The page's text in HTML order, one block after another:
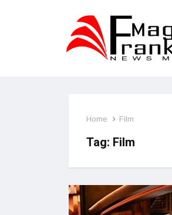
Home Film
Tag: Film